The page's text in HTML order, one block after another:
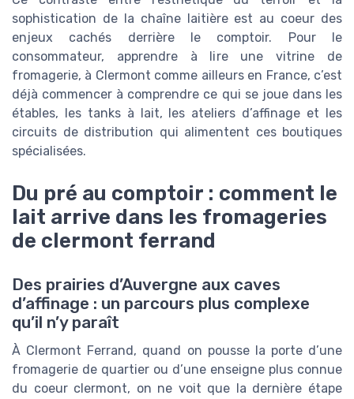
sophistication de la chaîne laitière est au coeur des
enjeux cachés derrière le comptoir. Pour le
consommateur, apprendre à lire une vitrine de
fromagerie, à Clermont comme ailleurs en France, c’est
déjà commencer à comprendre ce qui se joue dans les
étables, les tanks à lait, les ateliers d’affinage et les
circuits de distribution qui alimentent ces boutiques
spécialisées.
Du pré au comptoir : comment le
lait arrive dans les fromageries
de clermont ferrand
Des prairies d’Auvergne aux caves
d’affinage : un parcours plus complexe
qu’il n’y paraît
À Clermont Ferrand, quand on pousse la porte d’une
fromagerie de quartier ou d’une enseigne plus connue
du coeur clermont, on ne voit que la dernière étape